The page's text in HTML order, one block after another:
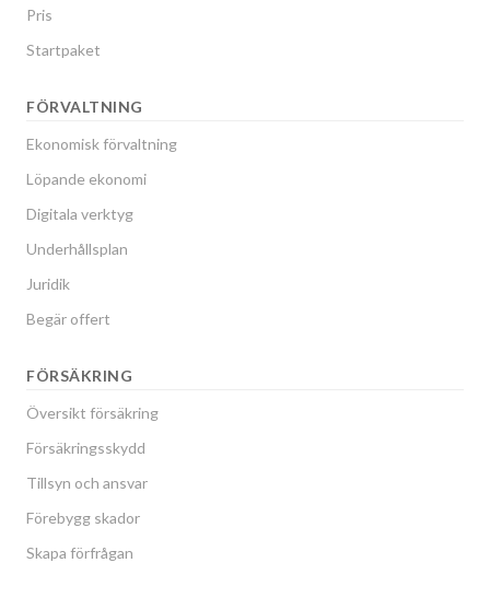
Pris
Startpaket
FÖRVALTNING
Ekonomisk förvaltning
Löpande ekonomi
Digitala verktyg
Underhållsplan
Juridik
Begär offert
FÖRSÄKRING
Översikt försäkring
Försäkringsskydd
Tillsyn och ansvar
Förebygg skador
Skapa förfrågan